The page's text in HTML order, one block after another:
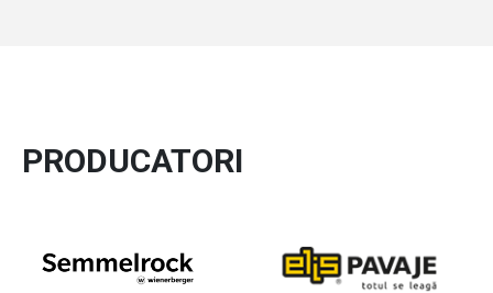
PRODUCATORI